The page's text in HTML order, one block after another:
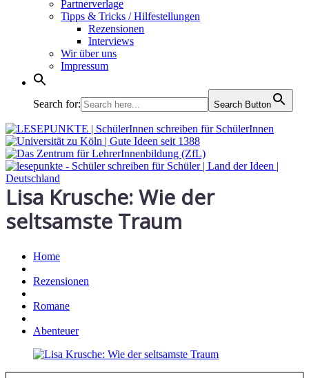
Partnerverlage
Tipps & Tricks / Hilfestellungen
Rezensionen
Interviews
Wir über uns
Impressum
Search for: Search Button
Lisa Krusche: Wie der
seltsamste Traum
Home
Rezensionen
Romane
Abenteuer